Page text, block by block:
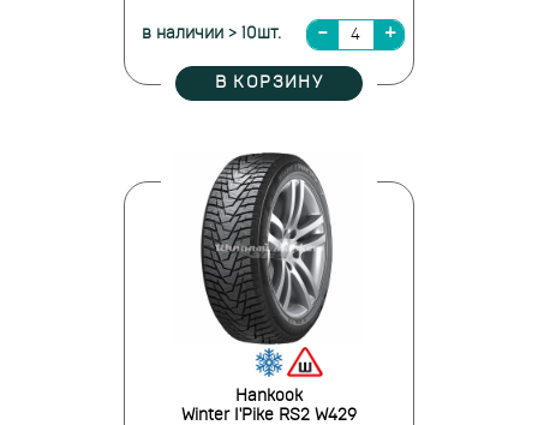
в наличии > 10шт.
В КОРЗИНУ
Hankook
Winter I'Pike RS2 W429